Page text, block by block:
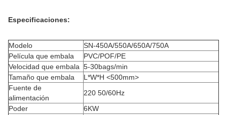
Especificaciones:
Modelo
SN-450A/550A/650A/750A
Película que embala
PVC/POF/PE
Velocidad que embala 5-30bags/min
Tamaño que embala
L*W*H <500mm>
Fuente de
alimentación
220 50/60Hz
Poder
6KW